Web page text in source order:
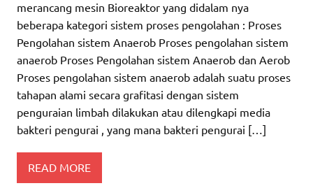
merancang mesin Bioreaktor yang didalam nya
beberapa kategori sistem proses pengolahan : Proses
Pengolahan sistem Anaerob Proses pengolahan sistem
anaerob Proses Pengolahan sistem Anaerob dan Aerob
Proses pengolahan sistem anaerob adalah suatu proses
tahapan alami secara grafitasi dengan sistem
penguraian limbah dilakukan atau dilengkapi media
bakteri pengurai , yang mana bakteri pengurai […]
READ MORE